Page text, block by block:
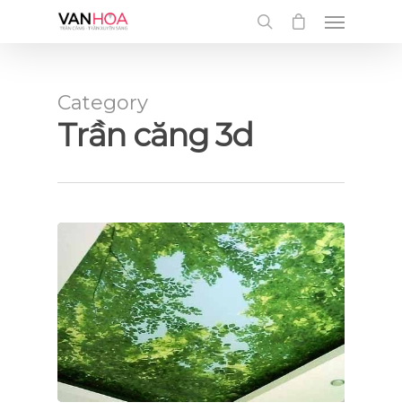
UA-126034232-1
Category
Trần căng 3d